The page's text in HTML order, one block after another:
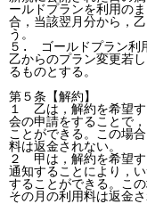
ールドプランを利用の
合，当該翌月分から，
う。
５.　ゴールドプラン利
乙からのプラン変更若
るものとする。
第５条【解約】
１　乙は，解約を希望
会の申請をすることで
ことができる。この場
料は返金されない。
２　甲は，解約を希望
通知することにより，
することができる。こ
その月の利用料は返金さ